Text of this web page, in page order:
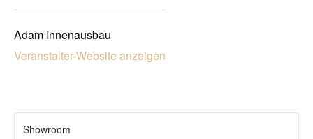
Adam Innenausbau
Veranstalter-Website anzeigen
Showroom